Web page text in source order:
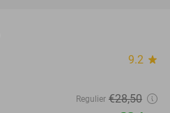
9.2 star
Regulier €28,50